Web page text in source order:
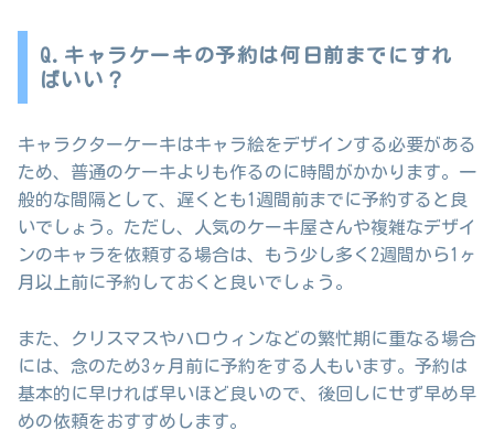
Q.キャラケーキの予約は何日前までにすれ
ばいい？
キャラクターケーキはキャラ絵をデザインする必要がある
ため、普通のケーキよりも作るのに時間がかかります。一
般的な間隔として、遅くとも1週間前までに予約すると良
いでしょう。ただし、人気のケーキ屋さんや複雑なデザイ
ンのキャラを依頼する場合は、もう少し多く2週間から1ヶ
月以上前に予約しておくと良いでしょう。
また、クリスマスやハロウィンなどの繁忙期に重なる場合
には、念のため3ヶ月前に予約をする人もいます。予約は
基本的に早ければ早いほど良いので、後回しにせず早め早
めの依頼をおすすめします。